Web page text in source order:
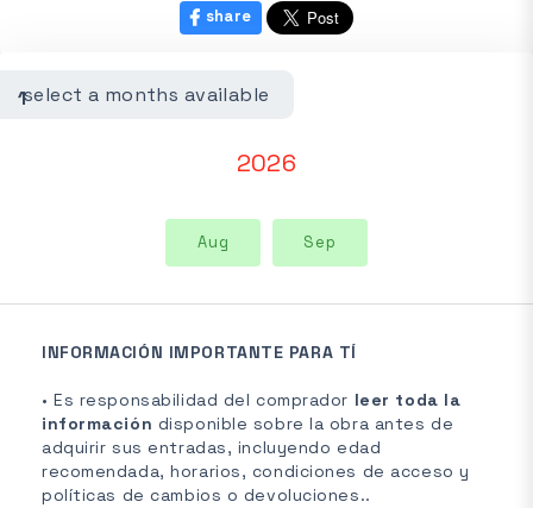
share
select a months available
1
2026
Aug Sep
INFORMACIÓN IMPORTANTE PARA TÍ
• Es responsabilidad del comprador leer toda la
información disponible sobre la obra antes de
adquirir sus entradas, incluyendo edad
recomendada, horarios, condiciones de acceso y
políticas de cambios o devoluciones..